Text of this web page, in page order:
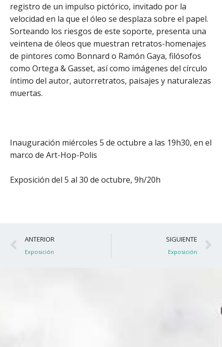
registro de un impulso pictórico, invitado por la
velocidad en la que el óleo se desplaza sobre el papel.
Sorteando los riesgos de este soporte, presenta una
veintena de óleos que muestran retratos-homenajes
de pintores como Bonnard o Ramón Gaya, filósofos
como Ortega & Gasset, así como imágenes del círculo
íntimo del autor, autorretratos, paisajes y naturalezas
muertas.
Inauguración miércoles 5 de octubre a las 19h30, en el
marco de Art-Hop-Polis
Exposición del 5 al 30 de octubre, 9h/20h
Ant
ANTERIOR
Exposición
SIGUIENTE
Exposición